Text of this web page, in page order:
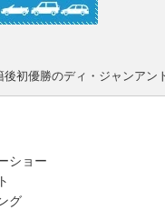
後初優勝のディ・ジャンア
ショー
グ